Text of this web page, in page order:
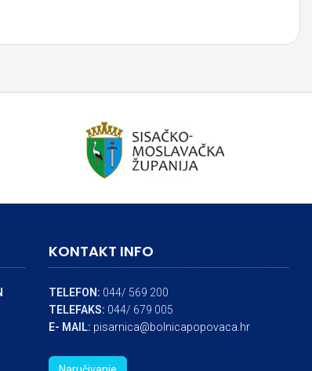
KONTAKT INFO
TELEFON: 044/ 569 200
TELEFAKS: 044/ 679 005
E- MAIL: pisarnica@bolnicapopovaca.hr